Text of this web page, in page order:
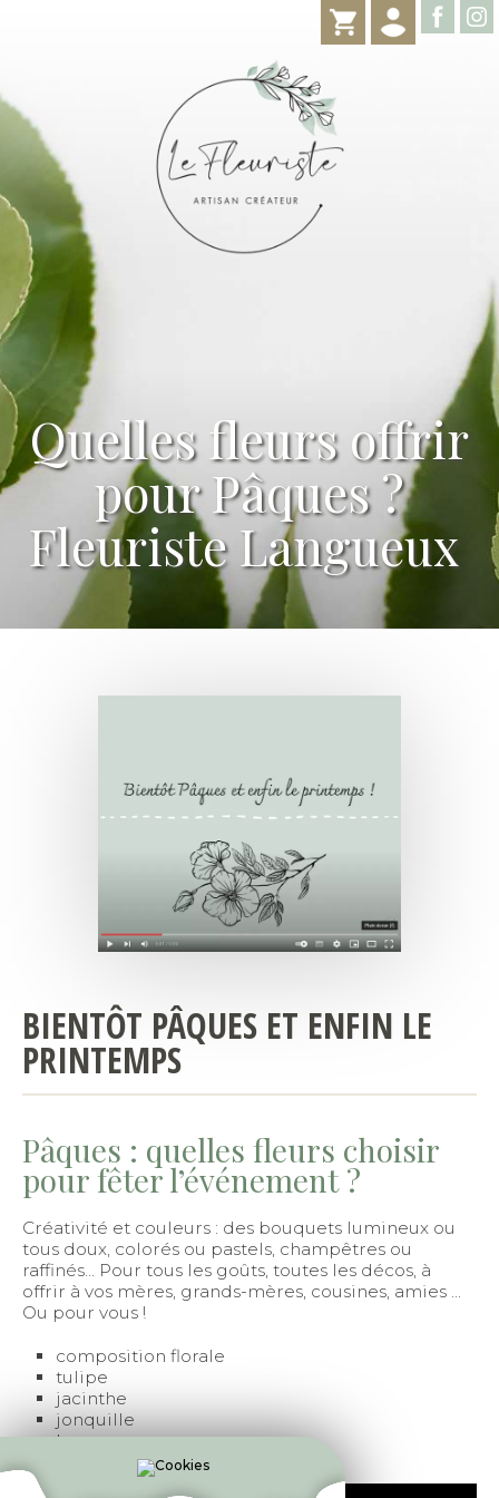
Quelles fleurs offrir
pour Pâques ?
Fleuriste Langueux
BIENTÔT PÂQUES ET ENFIN LE
PRINTEMPS
Pâques : quelles fleurs choisir
pour fêter l’événement ?
Créativité et couleurs : des bouquets lumineux ou
tous doux, colorés ou pastels, champêtres ou
raffinés... Pour tous les goûts, toutes les décos, à
offrir à vos mères, grands-mères, cousines, amies ...
Ou pour vous !
composition florale
tulipe
jacinthe
jonquille
lys